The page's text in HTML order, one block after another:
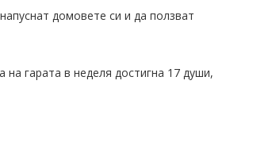
домовете си и да ползват
гарата в неделя достигна 17 души,